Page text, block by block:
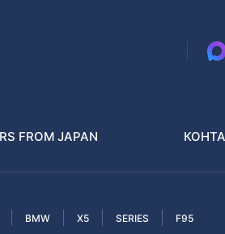
и конструкторы
FROM JAPAN
BMW X5 SERIES F95